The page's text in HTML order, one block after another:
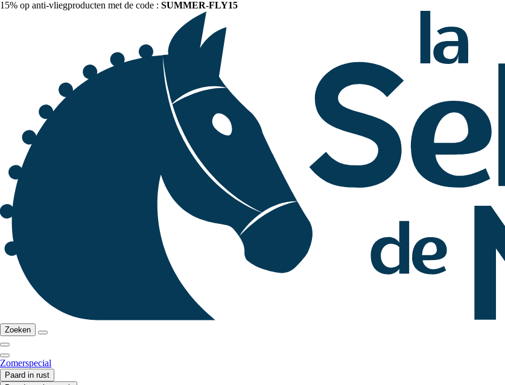
15% op anti-vliegproducten met de code : SUMMER-FLY15
Zoeken
Zomerspecial
Paard in rust